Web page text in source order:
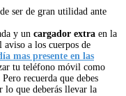
ser de gran utilidad ante
y un cargador extra en la
a los cuerpos de
mas presente en las
tu teléfono móvil como
recuerda que debes
lo que deberás llevar la